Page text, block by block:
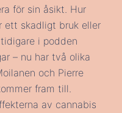
för sin åsikt. Hur
ett skadligt bruk eller
i podden
– nu har två olika
och Pierre
fram till.
av cannabis